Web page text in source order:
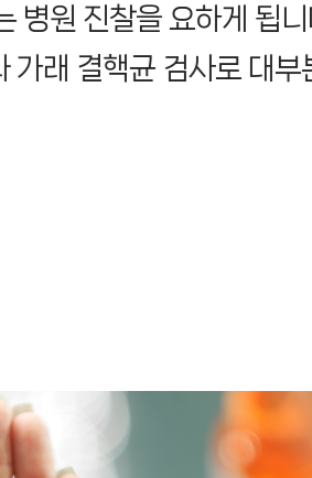
병원 진찰을 요하게 됩
가래 결핵균 검사로 대부